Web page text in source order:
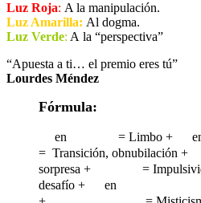
Luz Roja: A la manipulación.
Luz Amarilla: Al dogma.
Luz Verde: A la “perspectiva”
“Apuesta a ti… el premio eres tú”
Lourdes Méndez
Fórmula:
en = Limbo +
= Transición, obnubilación +
sorpresa +
=
desafío +
en